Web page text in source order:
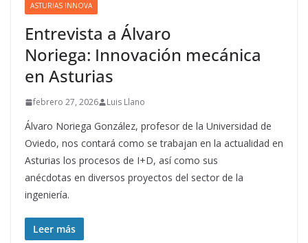
ASTURIAS INNOVA
Entrevista a Álvaro
Noriega: Innovación mecánica
en Asturias
febrero 27, 2026 Luis Llano
Álvaro Noriega González, profesor de la Universidad de
Oviedo, nos contará como se trabajan en la actualidad en
Asturias los procesos de I+D, así como sus
anécdotas en diversos proyectos del sector de la
ingeniería.
Leer más